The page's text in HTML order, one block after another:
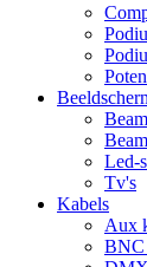
Led-
Tv's
Kabels
Aux
BNC